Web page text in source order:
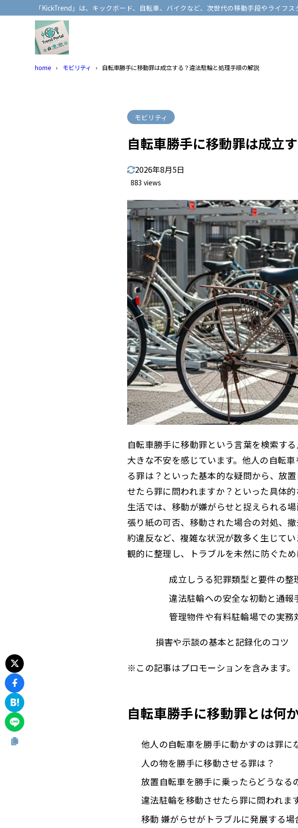
「KickTrend」は、キックボード、自転車、バイクなど、次世代の移動手段やライフ
home モビリティ 自転車勝手に移動罪は成立する？違法駐輪と処理手順の解説
モビリティ
自転車勝手に移動罪は成立
2026年8月5日
883 views
自転車勝手に移動罪という言葉を検索す
大きな不安を感じています。他人の自転
る罪は？といった基本的な疑問から、放
せたら罪に問われますか？といった具体
生活では、移動が嫌がらせと捉えられる
張り紙の可否、移動された場合の対処、
約違反など、複雑な状況が数多く生じて
観的に整理し、
トラブルを未然に防ぐた
成立しうる犯罪類型と要件の整
違法駐輪への安全な初動と通報
管理物件や有料駐輪場での実務
損害や示談の基本と記録化のコツ
※この記事はプロモーションを含みます。
自転車勝手に移動罪とは何
他人の自転車を勝手に動かすのは罪に
人の物を勝手に移動させる罪は？
放置自転車を勝手に乗ったらどうなる
違法駐輪を移動させたら罪に問われま
移動 嫌がらせがトラブルに発展する場